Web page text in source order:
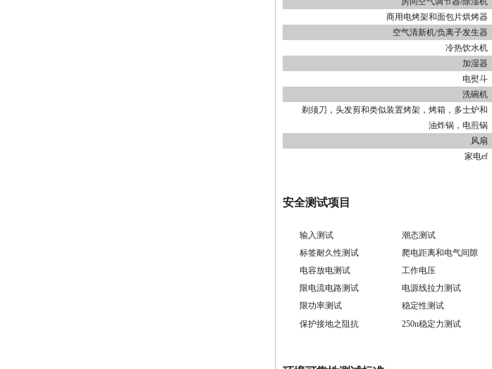
商用电烤架和面包片烘烤器
空气清新机/负离子发生器
冷热饮水机
加湿器
电熨斗
洗碗机
剃须刀，头发剪和类似装置烤架，烤箱，多士炉和
油炸锅，电煎锅
风扇
家电ef
安全测试项目
输入测试 潮态测试
标签耐久性测试
爬电距离和电气间隙
电容放电测试
工作电压
限电流电路测试
电源线拉力测试
限功率测试
稳定性测试
保护接地之阻抗
250n稳定力测试